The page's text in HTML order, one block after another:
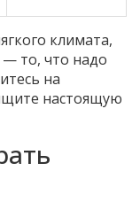
климата,
— то, что надо
на
настоящую